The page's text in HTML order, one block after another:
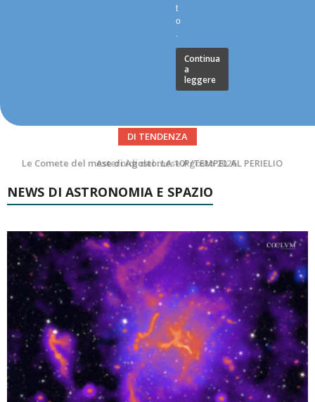
t
o
.
Continua
a
leggere
DI TENDENZA
Asteroidi del mese Agosto 2026
NEWS DI ASTRONOMIA E SPAZIO